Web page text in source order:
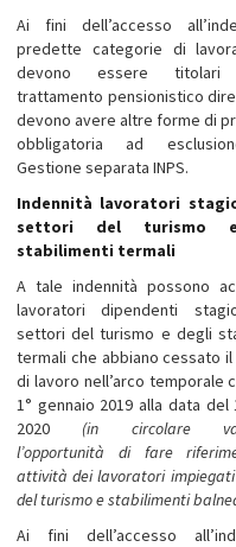
Ai fini dell’accesso
predette categorie di
devono essere
trattamento pensionistico
devono avere altre forme di
obbligatoria ad
Gestione separata INPS.
Indennità lavoratori
settori del turismo
stabilimenti termali
A tale indennità possono
lavoratori dipendenti
settori del turismo e degli
termali che abbiano cessato
di lavoro nell’arco temporale
1° gennaio 2019 alla data del
2020 (in circolare
l’opportunità di fare
attività dei lavoratori
del turismo e stabilimenti
Ai fini dell’accesso